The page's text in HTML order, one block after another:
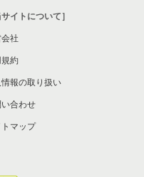
サイトについて］
社
約
報の取り扱い
い合わせ
マップ